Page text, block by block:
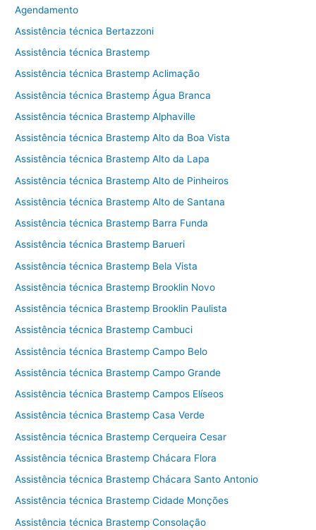
Agendamento
Assistência técnica Bertazzoni
Assistência técnica Brastemp
Assistência técnica Brastemp Aclimação
Assistência técnica Brastemp Água Branca
Assistência técnica Brastemp Alphaville
Assistência técnica Brastemp Alto da Boa Vista
Assistência técnica Brastemp Alto da Lapa
Assistência técnica Brastemp Alto de Pinheiros
Assistência técnica Brastemp Alto de Santana
Assistência técnica Brastemp Barra Funda
Assistência técnica Brastemp Barueri
Assistência técnica Brastemp Bela Vista
Assistência técnica Brastemp Brooklin Novo
Assistência técnica Brastemp Brooklin Paulista
Assistência técnica Brastemp Cambuci
Assistência técnica Brastemp Campo Belo
Assistência técnica Brastemp Campo Grande
Assistência técnica Brastemp Campos Elíseos
Assistência técnica Brastemp Casa Verde
Assistência técnica Brastemp Cerqueira Cesar
Assistência técnica Brastemp Chácara Flora
Assistência técnica Brastemp Chácara Santo Antonio
Assistência técnica Brastemp Cidade Monções
Assistência técnica Brastemp Consolação